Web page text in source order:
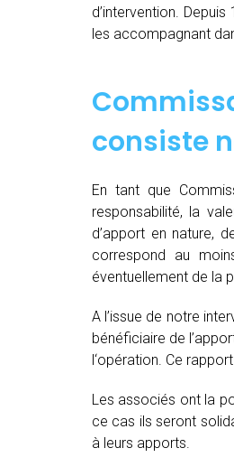
d’intervention.
les accompagnant
consiste
En tant que
responsabilité, la
d’apport en nature,
correspond au
éventuellement de la
A l’issue de notre
bénéficiaire de
l‘opération. Ce
Les associés ont la
ce cas ils seront
à leurs apports.